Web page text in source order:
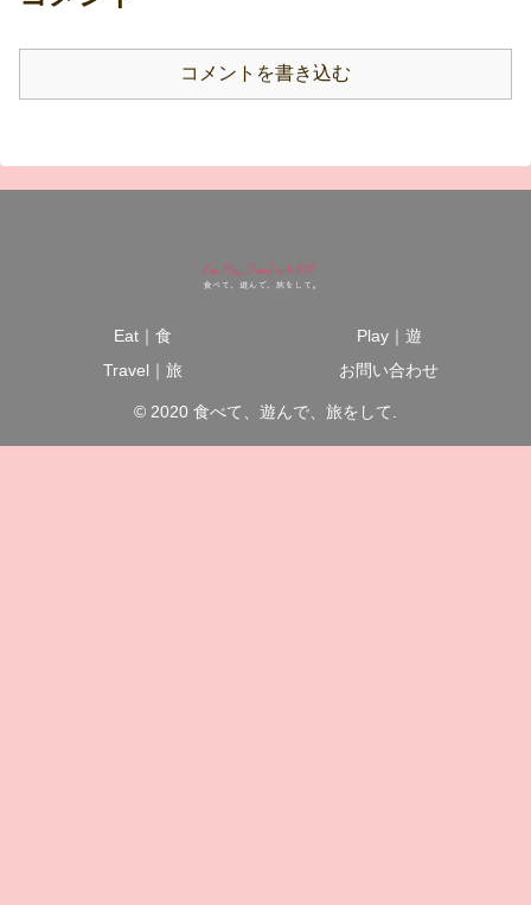
コメントを書き込む
Eat｜食
Play｜遊
Travel｜旅
お問い合わせ
© 2020 食べて、遊んで、旅をして.